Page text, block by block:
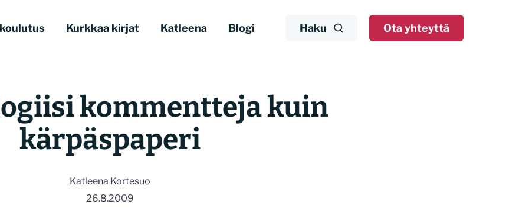
Kurkkaa kirjat Katleena Blogi Haku Ota yhteyttä
kommentteja kuin
kärpäspaperi
Katleena Kortesuo
26.8.2009